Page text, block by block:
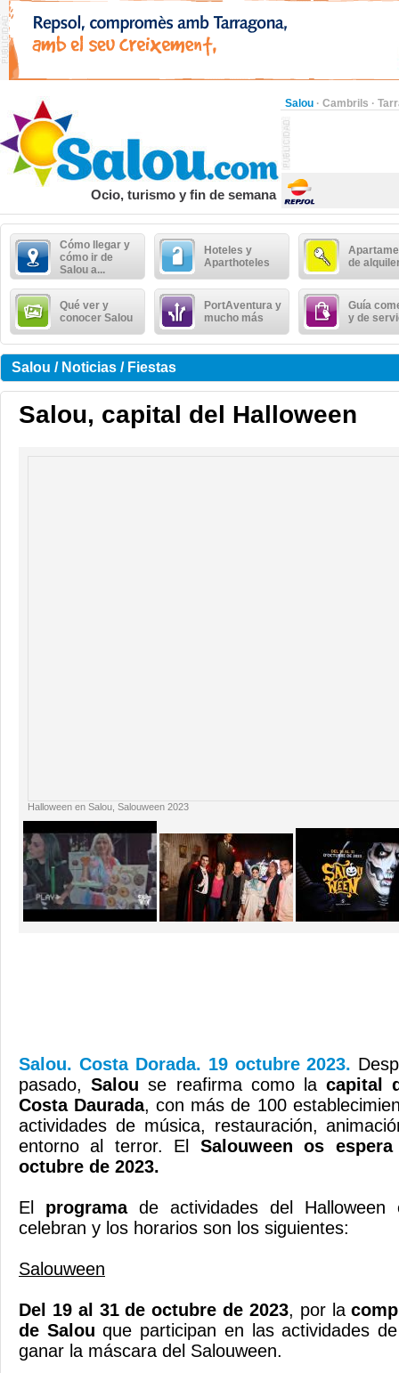
Salou · Cambrils ·
Ocio, turismo y fin de semana
Cómo llegar y
cómo ir de
Salou a...
Hoteles y
Aparthoteles
de
Qué ver y
conocer Salou
PortAventura y
mucho más
Guía
y de
Salou / Noticias / Fiestas
Salou, capital del Halloween
Halloween en Salou, Salouween 2023
Salou. Costa Dorada. 19 octubre 2023.
pasado, Salou se reafirma como lacapital
Costa Daurada, con más de 100
actividades de música, restauración,
entorno al terror. El Salouween os
octubre de 2023.
El programade actividades del Halloween
celebran y los horarios son los siguientes:
Salouween
Del 19 al 31 de octubre de 2023, por la
de Salou que participan en las actividades
ganar la máscara del Salouween.